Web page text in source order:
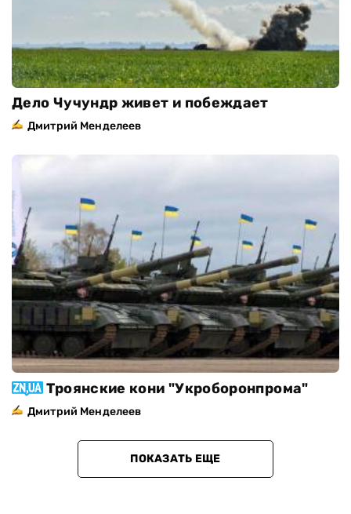
Дело Чучундр живет и побеждает
Дмитрий Менделеев
Троянские кони "Укроборонпрома"
Дмитрий Менделеев
ПОКАЗАТЬ ЕЩЕ